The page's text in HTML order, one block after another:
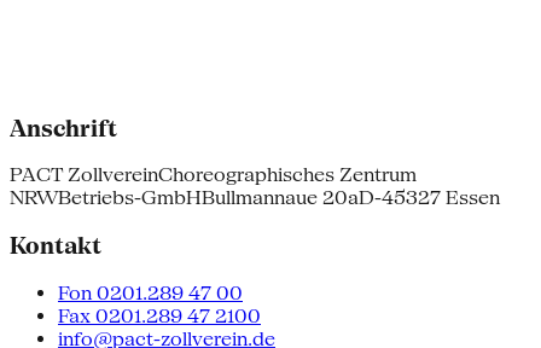
Anschrift
PACT ZollvereinChoreographisches Zentrum
NRWBetriebs-GmbHBullmannaue 20aD-45327 Essen
Kontakt
Fon 0201.289 47 00
Fax 0201.289 47 2100
info@pact-zollverein.de